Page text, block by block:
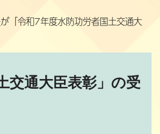
「令和7年度水防功労者国土交通大
交通大臣表彰」の受